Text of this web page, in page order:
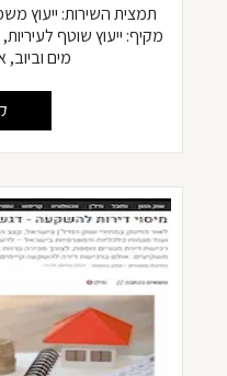
תמצית השירות: ייעוץ
מקיף: ייעוץ שוטף
מים וביוב,